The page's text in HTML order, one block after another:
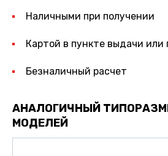
Наличными при получении
Картой в пункте выдачи или
Безналичный расчет
АНАЛОГИЧНЫЙ
МОДЕЛЕЙ